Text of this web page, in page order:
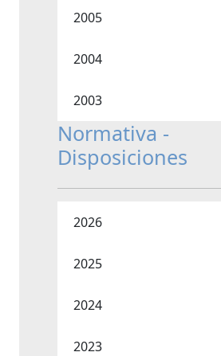
2005
2004
2003
Normativa -
Disposiciones
2026
2025
2024
2023